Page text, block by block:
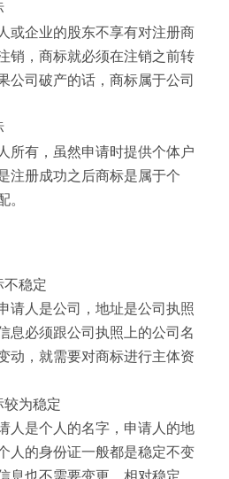
或企业的股东不享有对注册商
销，商标就必须在注销之前转
公司破产的话，商标属于公司
所有，虽然申请时提供个体户
注册成功之后商标是属于个
。
不稳定
请人是公司，地址是公司执照
息必须跟公司执照上的公司名
动，就需要对商标进行主体资
较为稳定
人是个人的名字，申请人的地
人的身份证一般都是稳定不变
息也不需要变更，相对稳定。